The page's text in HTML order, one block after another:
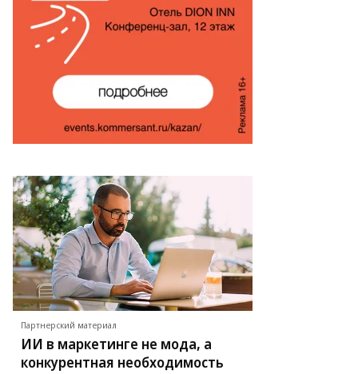
Партнерский материал
ИИ в маркетинге не мода, а
конкурентная необходимость